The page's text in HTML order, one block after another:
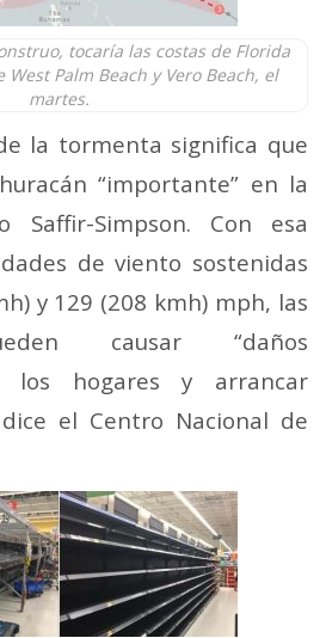
tocaría las costas de Florida
Palm Beach y Vero Beach, el
martes.
la tormenta significa que
“importante” en la
Saffir-Simpson. Con esa
de viento sostenidas
y 129 (208 kmh) mph, las
causar “daños
los hogares y arrancar
el Centro Nacional de